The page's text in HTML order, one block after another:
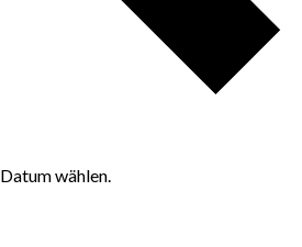
Datum wählen.